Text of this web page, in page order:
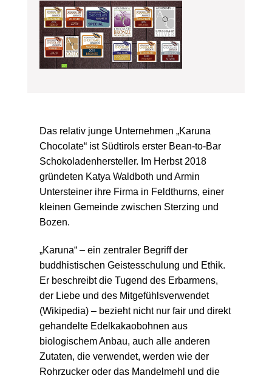
Das relativ junge Unternehmen „Karuna
Chocolate“ ist Südtirols erster Bean-to-Bar
Schokoladenhersteller. Im Herbst 2018
gründeten Katya Waldboth und Armin
Untersteiner ihre Firma in Feldthurns, einer
kleinen Gemeinde zwischen Sterzing und
Bozen.
„Karuna“ – ein zentraler Begriff der
buddhistischen Geistesschulung und Ethik.
Er beschreibt die Tugend des Erbarmens,
der Liebe und des Mitgefühlsverwendet
(Wikipedia) – bezieht nicht nur fair und direkt
gehandelte Edelkakaobohnen aus
biologischem Anbau, auch alle anderen
Zutaten, die verwendet, werden wie der
Rohrzucker oder das Mandelmehl und die